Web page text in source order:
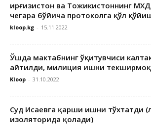
Қирғизистон ва Тожикистоннинг
чегара бўйича протоколга қўл
kloop.kg - 15.11.2022
Ўшда мактабнинг ўқитувчиси
айтилди, милиция ишни
Kloop - 31.10.2022
Суд Исаевга қарши ишни тўхтатди
изоляторида қолади)